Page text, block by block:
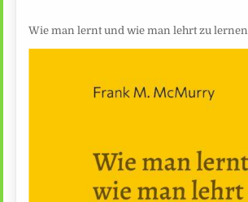
Wie man lernt und wie man lehrt zu lernen